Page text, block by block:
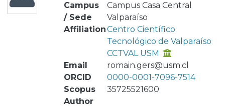
Campus
/ Sede
Campus Casa Central
Valparaíso
AffiliationCentro Científico
Tecnológico de Valparaíso
CCTVAL USM
Email
romain.gers@usm.cl
ORCID
0000-0001-7096-7514
Scopus
Author
35725521600